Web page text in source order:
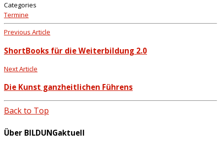
Categories
Termine
Previous Article
ShortBooks für die Weiterbildung 2.0
Next Article
Die Kunst ganzheitlichen Führens
Back to Top
Über BILDUNGaktuell